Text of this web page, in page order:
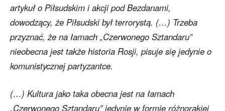
artykuł o Piłsudskim i akcji pod Bezdanami,
dowodzący, że Piłsudski był terrorystą. (…) Trzeba
przyznać, że na łamach „Czerwonego Sztandaru”
nieobecna jest także historia Rosji, pisuje się jedynie o
komunistycznej partyzantce.
(…) Kultura jako taka obecna jest na łamach
„Czerwonego Sztandaru” jedynie w formie różnorakiej